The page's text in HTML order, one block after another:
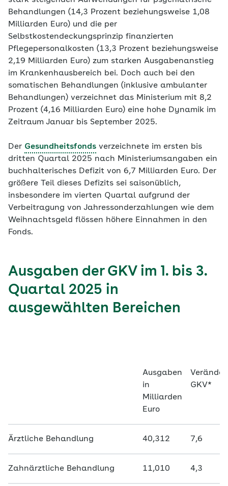
Behandlungen (14,3 Prozent beziehungsweise 1,08
Milliarden Euro) und die per
Selbstkostendeckungsprinzip finanzierten
Pflegepersonalkosten (13,3 Prozent beziehungsweise
2,19 Milliarden Euro) zum starken Ausgabenanstieg
im Krankenhausbereich bei. Doch auch bei den
somatischen Behandlungen (inklusive ambulanter
Behandlungen) verzeichnet das Ministerium mit 8,2
Prozent (4,16 Milliarden Euro) eine hohe Dynamik im
Zeitraum Januar bis September 2025.
Der Gesundheitsfonds verzeichnete im ersten bis
dritten Quartal 2025 nach Ministeriumsangaben ein
buchhalterisches Defizit von 6,7 Milliarden Euro. Der
größere Teil dieses Defizits sei saisonüblich,
insbesondere im vierten Quartal aufgrund der
Verbeitragung von Jahressonderzahlungen wie dem
Weihnachtsgeld flössen höhere Einnahmen in den
Fonds.
Ausgaben der GKV im 1. bis 3.
Quartal 2025 in
ausgewählten Bereichen
Ausgaben
in
Milliarden
Euro
GKV*
Ärztliche Behandlung 40,312 7,6
Zahnärztliche Behandlung 11,010 4,3